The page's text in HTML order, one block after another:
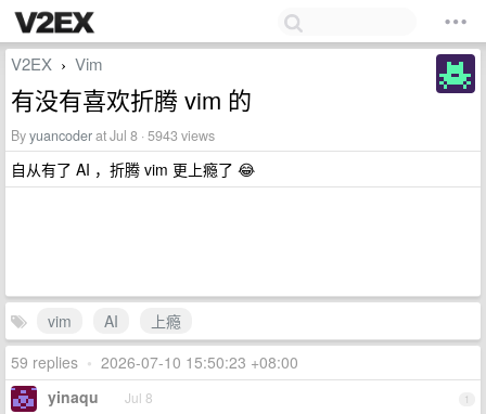
V2EX › Vim
有没有喜欢折腾 vim 的
Byyuancoderat Jul 8 · 5943 views
自从有了 AI ，折腾 vim 更上瘾了 😂
vim AI
上瘾
59 replies • 2026-07-10 15:50:23 +08:00
1
yinaqu Jul 8